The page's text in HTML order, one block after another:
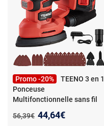
Promo -20%
TEENO 3 en 1
Ponceuse
Multifonctionnelle sans fil
Ancien prix :
56,39€ Nouveau prix :
44,64€